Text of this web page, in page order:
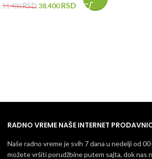
51.400RSD38.400RSD
RADNO VREME NAŠE INTERNET
Naše radno vreme je svih 7 dana u nedelji od
možete vršiti porudžbine putem sajta, dok nas